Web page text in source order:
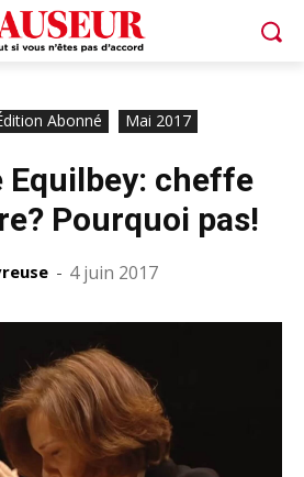
Abonné Mai 2017
Equilbey: cheffe
Pourquoi pas!
- 4 juin 2017